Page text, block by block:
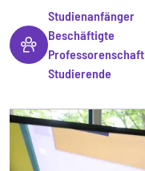
Studienanfänger
Beschäftigte
Professorenschaft
Studierende